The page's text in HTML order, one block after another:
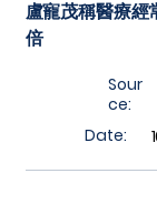
盧寵茂稱醫療經
倍
Sour
ce:
Date: